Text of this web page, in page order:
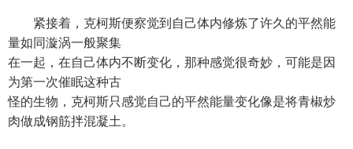
紧接着，克柯斯便察觉到自己体内修炼了许久的平然能
量如同漩涡一般聚集
在一起，在自己体内不断变化，那种感觉很奇妙，可能是因
为第一次催眠这种古
怪的生物，克柯斯只感觉自己的平然能量变化像是将青椒炒
肉做成钢筋拌混凝土。